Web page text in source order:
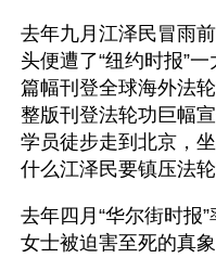
去年九月江泽民冒雨
头便遭了“纽约时报”
篇幅刊登全球海外法
整版刊登法轮功巨幅
学员徒步走到北京，
什么江泽民要镇压法轮
去年四月“华尔街时报
女士被迫害至死的真